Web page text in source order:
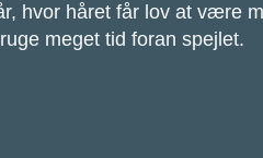
hvor håret får lov at være
meget tid foran spejlet.